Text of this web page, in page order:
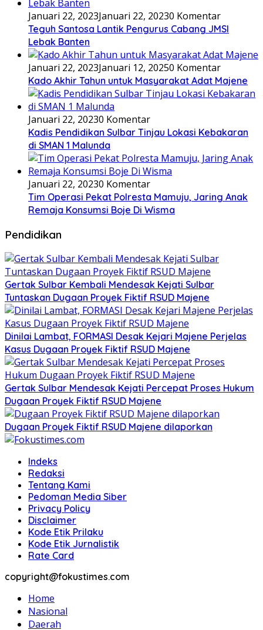
Januari 22, 2023Januari 22, 20230 Komentar
Teguh Santosa Lantik Pengurus Cabang JMSI
Lebak Banten
Januari 22, 2023Januari 12, 20250 Komentar
Kado Akhir Tahun untuk Masyarakat Adat Majene
Januari 22, 20230 Komentar
Kadis Pendidikan Sulbar Tinjau Lokasi Kebakaran
di SMAN 1 Malunda
Januari 22, 20230 Komentar
Tim Operasi Pekat Polresta Mamuju, Jaring Anak
Remaja Konsumsi Boje Di Wisma
Pendidikan
Gertak Sulbar Kembali Mendesak Kejati Sulbar
Tuntaskan Dugaan Proyek Fiktif RSUD Majene
Dinilai Lambat, FORMASI Desak Kejari Majene Perjelas
Kasus Dugaan Proyek Fiktif RSUD Majene
Gertak Sulbar Mendesak Kejati Percepat Proses Hukum
Dugaan Proyek Fiktif RSUD Majene
Dugaan Proyek Fiktif RSUD Majene dilaporkan
Indeks
Redaksi
Tentang Kami
Pedoman Media Siber
Privacy Policy
Disclaimer
Kode Etik Prilaku
Kode Etik Jurnalistik
Rate Card
copyright@fokustimes.com
Home
Nasional
Daerah